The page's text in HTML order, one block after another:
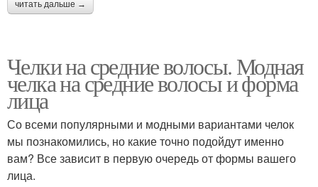
читать дальше →
Челки на средние волосы. Модная
челка на средние волосы и форма
лица
Со всеми популярными и модными вариантами челок
мы познакомились, но какие точно подойдут именно
вам? Все зависит в первую очередь от формы вашего
лица.